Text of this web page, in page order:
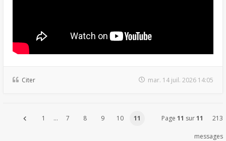
Citer mar. 14 juil. 2026 14:05
1 … 7 8 9 10 11 Page 11 sur11 213
messages